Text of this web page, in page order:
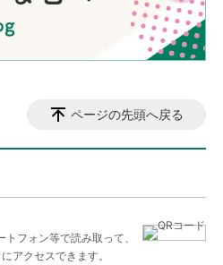
ページの先頭へ戻る
トフォン等で読み取って、
アクセスできます。